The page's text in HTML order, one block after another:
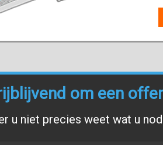
om een
u niet precies weet wat u